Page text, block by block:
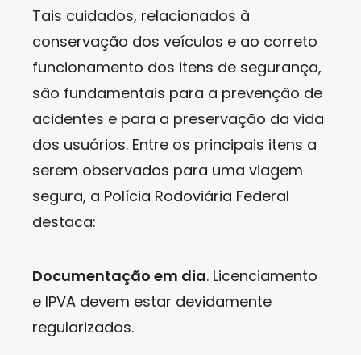
Tais cuidados, relacionados à
conservação dos veículos e ao correto
funcionamento dos itens de segurança,
são fundamentais para a prevenção de
acidentes e para a preservação da vida
dos usuários. Entre os principais itens a
serem observados para uma viagem
segura, a Polícia Rodoviária Federal
destaca:
Documentação em dia. Licenciamento
e IPVA devem estar devidamente
regularizados.